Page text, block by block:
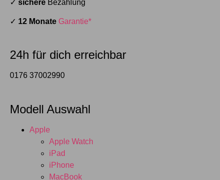
✓ sichere Bezahlung
✓ 12 Monate Garantie*
24h für dich erreichbar
0176 37002990
Modell Auswahl
Apple
Apple Watch
iPad
iPhone
MacBook